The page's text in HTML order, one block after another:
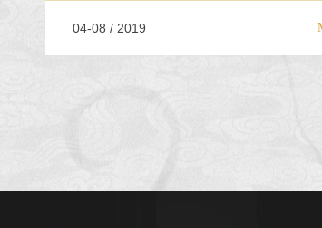
04-08 / 2019